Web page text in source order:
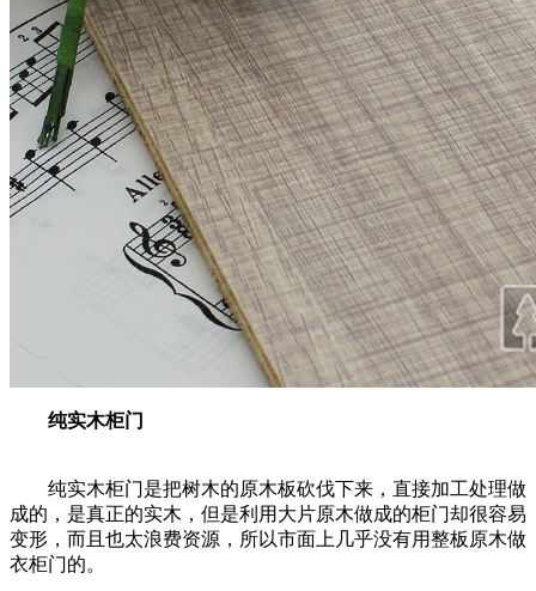
纯实木柜门
纯实木柜门是把树木的原木板砍伐下来，直接加工处理做
成的，是真正的实木，但是利用大片原木做成的柜门却很容易
变形，而且也太浪费资源，所以市面上几乎没有用整板原木做
衣柜门的。